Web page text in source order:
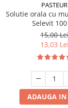
PASTEUR
Solutie orala cu
Selevit
15,00
13,03 Lei
ADAUGA IN